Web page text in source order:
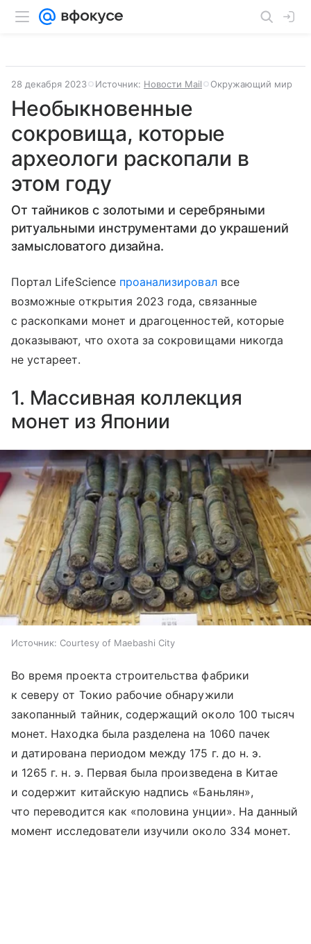
28 декабря 2023 Источник: Новости Mail Окружающий мир
Необыкновенные
сокровища, которые
археологи раскопали в
этом году
От тайников с золотыми и серебряными
ритуальными инструментами до украшений
замысловатого дизайна.
Портал LifeScience проанализировалвсе
возможные открытия 2023 года, связанные
с раскопками монет и драгоценностей, которые
доказывают, что охота за сокровищами никогда
не устареет.
1. Массивная коллекция
монет из Японии
Источник: Courtesy of Maebashi City
Во время проекта строительства фабрики
к северу от Токио рабочие обнаружили
закопанный тайник, содержащий около 100 тысяч
монет. Находка была разделена на 1060 пачек
и датирована периодом между 175 г. до н. э.
и 1265 г. н. э. Первая была произведена в Китае
и содержит китайскую надпись «Баньлян»,
что переводится как «половина унции». На данный
момент исследователи изучили около 334 монет.